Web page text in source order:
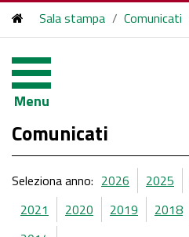
Sala stampa / Comunicati
Menu
Comunicati
Seleziona anno: 2026 2025
2021
2020 2019 2018